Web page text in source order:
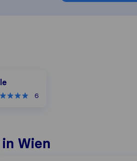
6
Wien